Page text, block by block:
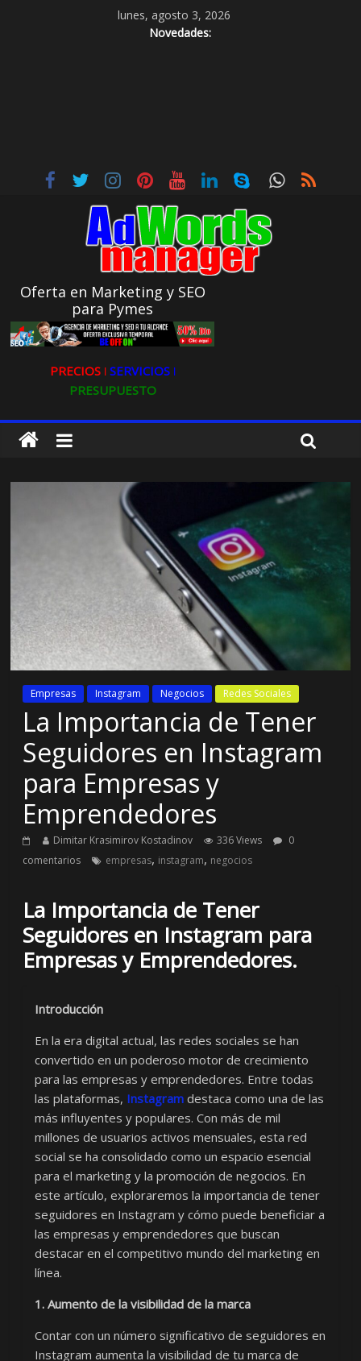
lunes, agosto 3, 2026
Novedades:
Oferta en Marketing y SEO
para Pymes
PRECIOS ǀ SERVICIOS ǀ
PRESUPUESTO
Empresas Instagram Negocios Redes Sociales
La Importancia de Tener
Seguidores en Instagram
para Empresas y
Emprendedores
Dimitar Krasimirov Kostadinov 336 Views
0
comentarios
empresas, instagram, negocios
La Importancia de Tener
Seguidores en Instagram para
Empresas y Emprendedores.
Introducción
En la era digital actual, las redes sociales se han
convertido en un poderoso motor de crecimiento
para las empresas y emprendedores. Entre todas
las plataformas, Instagram destaca como una de las
más influyentes y populares. Con más de mil
millones de usuarios activos mensuales, esta red
social se ha consolidado como un espacio esencial
para el marketing y la promoción de negocios. En
este artículo, exploraremos la importancia de tener
seguidores en Instagram y cómo puede beneficiar a
las empresas y emprendedores que buscan
destacar en el competitivo mundo del marketing en
línea.
1. Aumento de la visibilidad de la marca
Contar con un número significativo de seguidores en
Instagram aumenta la visibilidad de tu marca de